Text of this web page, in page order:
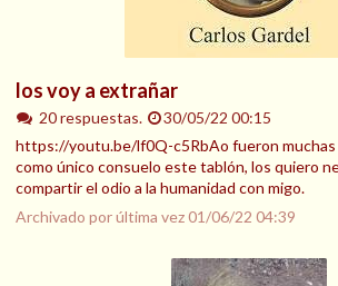
los voy a extrañar
20 respuestas.
30/05/22 00:15
https://youtu.be/lf0Q-c5RbAo fueron
como único consuelo este tablón, los quiero
compartir el odio a la humanidad con migo.
Archivado por última vez01/06/22 04:39